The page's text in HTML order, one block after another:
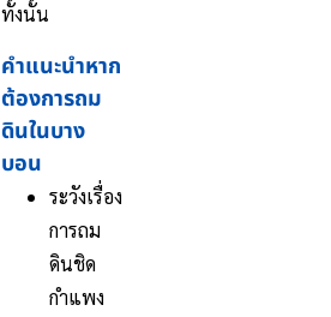
ทั้งนั้น
คำแนะนำหาก
ต้องการถม
ดินในบาง
บอน
ระวังเรื่อง
การถม
ดินชิด
กำแพง